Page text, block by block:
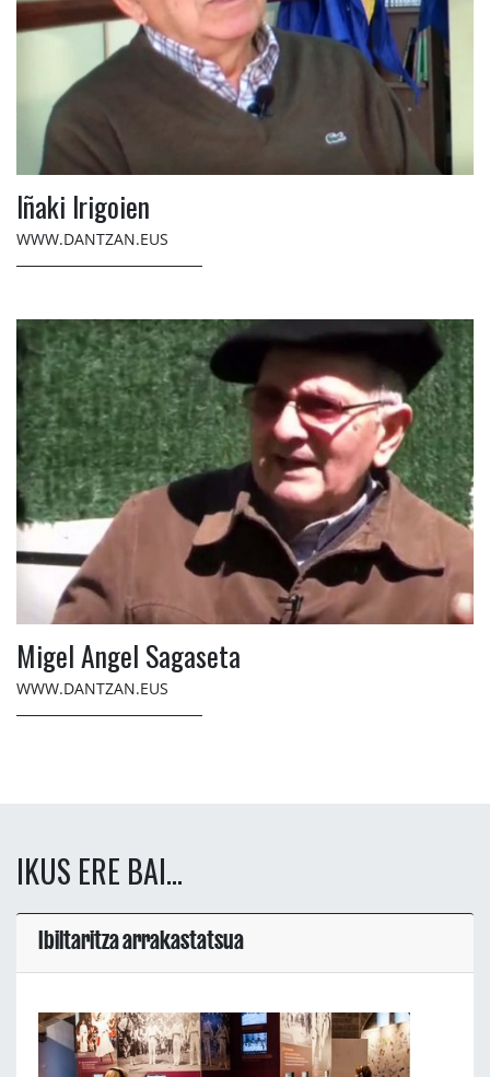
Iñaki Irigoien
WWW.DANTZAN.EUS
Migel Angel Sagaseta
WWW.DANTZAN.EUS
IKUS ERE BAI...
Ibiltaritza arrakastatsua